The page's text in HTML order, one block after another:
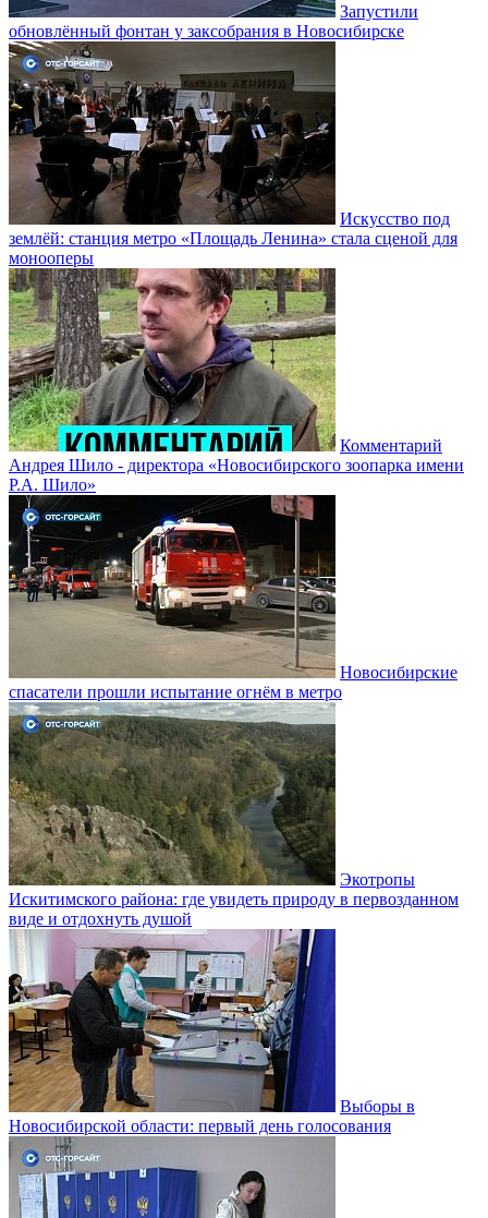
Запустили
обновлённый фонтан у заксобрания в Новосибирске
Искусство под
землёй: станция метро «Площадь Ленина» стала сценой для
монооперы
Комментарий
Андрея Шило - директора «Новосибирского зоопарка имени
Р.А. Шило»
Новосибирские
спасатели прошли испытание огнём в метро
Экотропы
Искитимского района: где увидеть природу в первозданном
виде и отдохнуть душой
Выборы в
Новосибирской области: первый день голосования